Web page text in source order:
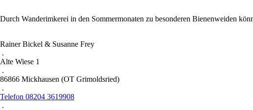
Durch Wanderimkerei in den Sommermonaten zu besonderen Bienenweiden
Rainer Bickel & Susanne Frey
.
Alte Wiese 1
.
86866 Mickhausen (OT Grimoldsried)
.
Telefon 08204 3619908
.